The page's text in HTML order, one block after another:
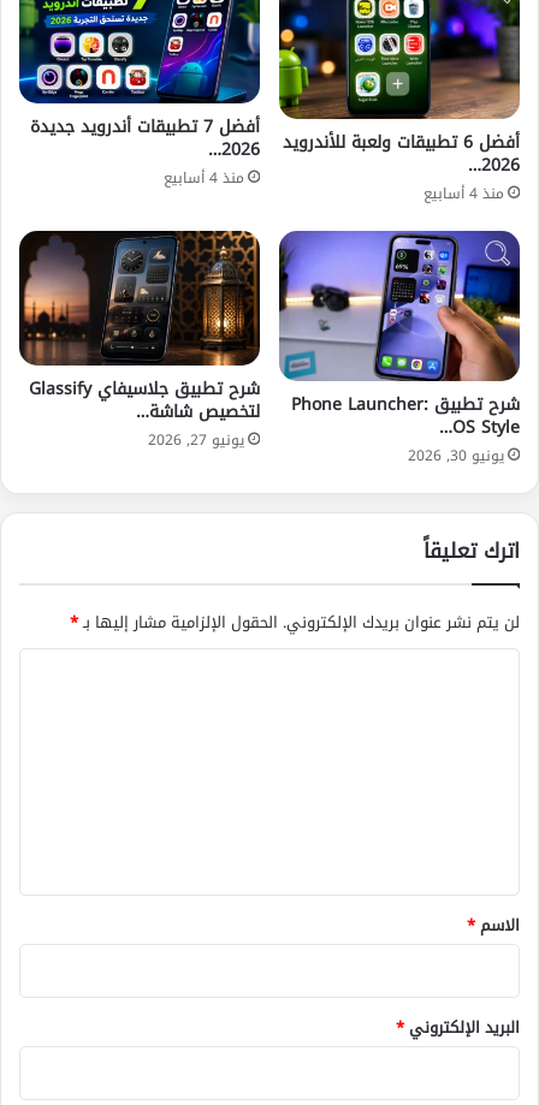
أفضل 6 تطبيقات ولعبة للأندرويد
2026…
منذ 4 أسابيع
أفضل 7 تطبيقات أندرويد جديدة
2026…
منذ 4 أسابيع
شرح تطبيق Phone Launcher:
OS Style…
يونيو 30, 2026
شرح تطبيق جلاسيفاي Glassify
لتخصيص شاشة…
يونيو 27, 2026
اترك تعليقاً
لن يتم نشر عنوان بريدك الإلكتروني. الحقول الإلزامية مشار إليها بـ*
*
الاسم*
البريد الإلكتروني*